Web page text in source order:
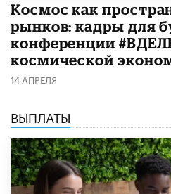
Космос как
рынков: кадры для
конференции
космической
14 АПРЕЛЯ
ВЫПЛАТЫ